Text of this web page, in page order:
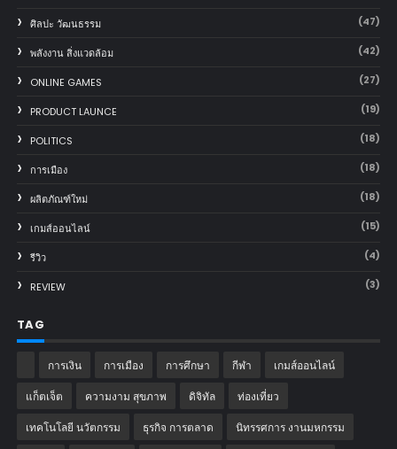
ศิลปะ วัฒนธรรม (47)
พลังงาน สิ่งแวดล้อม (42)
ONLINE GAMES (27)
PRODUCT LAUNCE (19)
POLITICS (18)
การเมือง (18)
ผลิตภัณฑ์ใหม่ (18)
เกมส์ออนไลน์ (15)
รีวิว (4)
REVIEW (3)
TAG
การเงิน การเมือง การศึกษา กีฬา เกมส์ออนไลน์
แก็ตเจ็ต ความงาม สุขภาพ ดิจิทัล ท่องเที่ยว
เทคโนโลยี นวัตกรรม ธุรกิจ การตลาด นิทรรศการ งานมหกรรม